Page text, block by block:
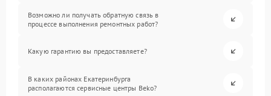
Возможно ли получать обратную связь в
процессе выполнения ремонтных работ?
Какую гарантию вы предоставляете?
В каких районах Екатеринбурга
располагаются сервисные центры Beko?